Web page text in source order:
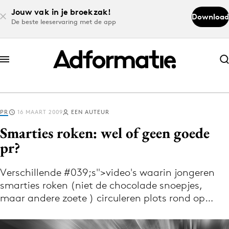
Jouw vak in je broekzak!
De beste leeservaring met de app
Download
Abonneer nu
Abonneer nu
Log in
Volg het laatste nieuws via de Adformatie
Nieuws app
PR 16 MAART 2009 EEN AUTEUR
Smarties roken: wel of geen goede
pr?
Verschillende #039;s">video's waarin jongeren
smarties roken (niet de chocolade snoepjes,
maar andere zoete ) circuleren plots rond op…